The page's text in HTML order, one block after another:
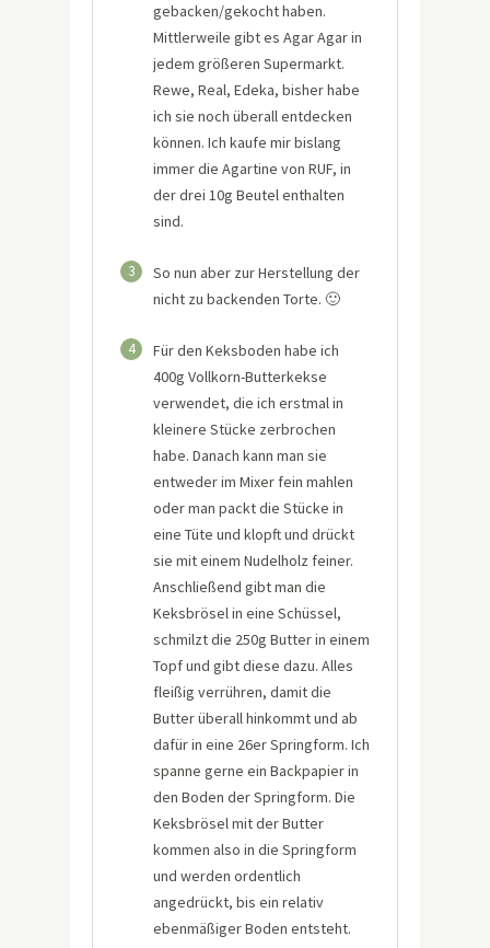
gebacken/gekocht haben.
Mittlerweile gibt es Agar Agar in
jedem größeren Supermarkt.
Rewe, Real, Edeka, bisher habe
ich sie noch überall entdecken
können. Ich kaufe mir bislang
immer die Agartine von RUF, in
der drei 10g Beutel enthalten
sind.
3
So nun aber zur Herstellung der
nicht zu backenden Torte. 🙂
4
Für den Keksboden habe ich
400g Vollkorn-Butterkekse
verwendet, die ich erstmal in
kleinere Stücke zerbrochen
habe. Danach kann man sie
entweder im Mixer fein mahlen
oder man packt die Stücke in
eine Tüte und klopft und drückt
sie mit einem Nudelholz feiner.
Anschließend gibt man die
Keksbrösel in eine Schüssel,
schmilzt die 250g Butter in einem
Topf und gibt diese dazu. Alles
fleißig verrühren, damit die
Butter überall hinkommt und ab
dafür in eine 26er Springform. Ich
spanne gerne ein Backpapier in
den Boden der Springform. Die
Keksbrösel mit der Butter
kommen also in die Springform
und werden ordentlich
angedrückt, bis ein relativ
ebenmäßiger Boden entsteht.